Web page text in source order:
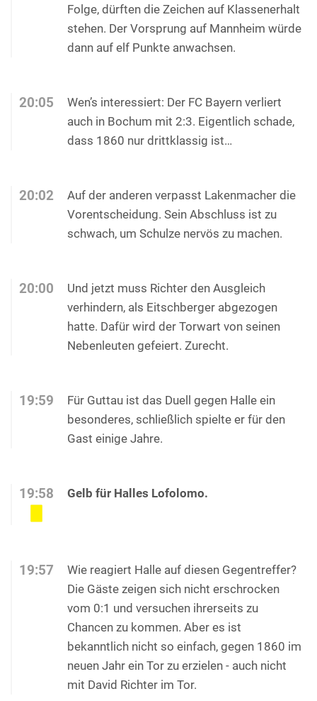
Folge, dürften die Zeichen auf Klassenerhalt
stehen. Der Vorsprung auf Mannheim würde
dann auf elf Punkte anwachsen.
20:05
Wen’s interessiert: Der FC Bayern verliert
auch in Bochum mit 2:3. Eigentlich schade,
dass 1860 nur drittklassig ist…
20:02
Auf der anderen verpasst Lakenmacher die
Vorentscheidung. Sein Abschluss ist zu
schwach, um Schulze nervös zu machen.
20:00
Und jetzt muss Richter den Ausgleich
verhindern, als Eitschberger abgezogen
hatte. Dafür wird der Torwart von seinen
Nebenleuten gefeiert. Zurecht.
19:59
Für Guttau ist das Duell gegen Halle ein
besonderes, schließlich spielte er für den
Gast einige Jahre.
19:58 Gelb für Halles Lofolomo.
19:57
Wie reagiert Halle auf diesen Gegentreffer?
Die Gäste zeigen sich nicht erschrocken
vom 0:1 und versuchen ihrerseits zu
Chancen zu kommen. Aber es ist
bekanntlich nicht so einfach, gegen 1860 im
neuen Jahr ein Tor zu erzielen - auch nicht
mit David Richter im Tor.